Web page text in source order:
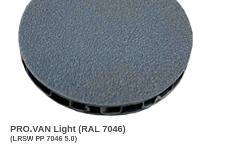
PRO.VAN Light (RAL 7046)
(LRSW PP 7046 5.0)